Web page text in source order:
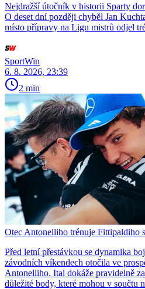
Nejdražší útočník v historii Sparty
O deset dní později chyběl Jan
místo přípravy na Ligu mistrů odjel
SportWin
6. 8. 2026, 23:39
2 min
Otec Antonelliho trénuje Fittipaldiho
Před letní přestávkou se dynamika
závodních víkendech otočila ve
Antonelliho. Ital dokáže pravidelně
důležité body, které mohou v součtu